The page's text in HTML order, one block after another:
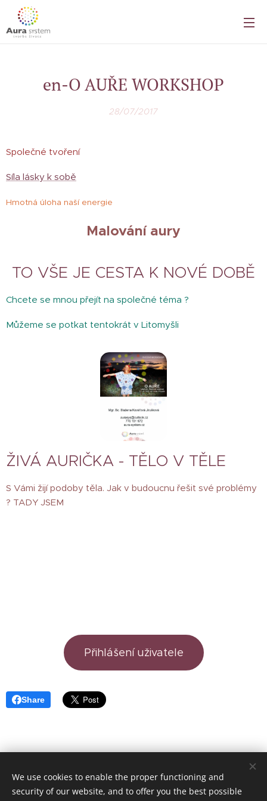
en-O AUŘE WORKSHOP
28/07/2017
Společné tvoření
Síla lásky k sobě
Hmotná úloha naší energie
Malování aury
TO VŠE JE CESTA K NOVÉ DOBĚ
Chcete se mnou přejít na společné téma ?
Můžeme se potkat tentokrát v Litomyšli
ŽIVÁ AURIČKA - TĚLO V TĚLE
S Vámi žijí podoby těla. Jak v budoucnu řešit své problémy
? TADY JSEM
Přihlášení uživatele
Share
AURA systém ČR Smetanovo náměstí 72 Litomyšl
We use cookies to enable the proper functioning and
security of our website, and to offer you the best possible